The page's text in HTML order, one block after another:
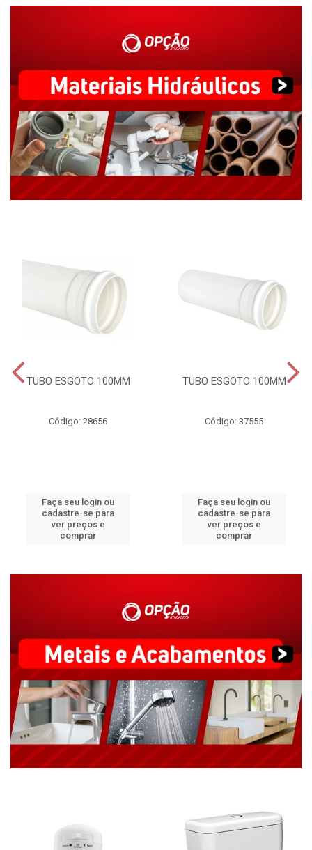
TUBO ESGOTO 100MM
Código: 28656
Faça seu login ou
cadastre-se para
ver preços e
comprar
TUBO ESGOTO 100MM
Código: 37555
Faça seu login ou
cadastre-se para
ver preços e
comprar